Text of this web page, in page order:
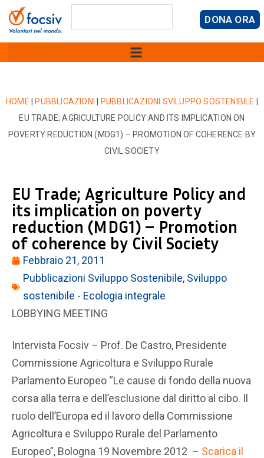
DONA ORA
HOME PUBBLICAZIONI PUBBLICAZIONI SVILUPPO SOSTENIBILE
EU TRADE; AGRICULTURE POLICY AND ITS IMPLICATION ON
POVERTY REDUCTION (MDG1) – PROMOTION OF COHERENCE BY
CIVIL SOCIETY
EU Trade; Agriculture Policy and
its implication on poverty
reduction (MDG1) – Promotion
of coherence by Civil Society
Febbraio 21, 2011
Pubblicazioni Sviluppo Sostenibile, Sviluppo
sostenibile - Ecologia integrale
LOBBYING MEETING
Intervista Focsiv – Prof. De Castro, Presidente
Commissione Agricoltura e Sviluppo Rurale
Parlamento Europeo “Le cause di fondo della nuova
corsa alla terra e dell’esclusione dal diritto al cibo. Il
ruolo dell’Europa ed il lavoro della Commissione
Agricoltura e Sviluppo Rurale del Parlamento
Europeo”, Bologna 19 Novembre 2012 – Scarica il